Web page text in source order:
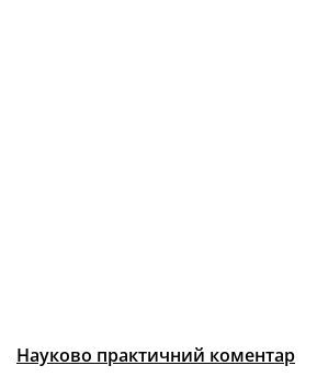
Науково практичний коментар